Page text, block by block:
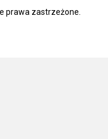
prawa zastrzeżone.